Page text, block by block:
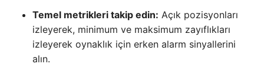
Temel metrikleri takip edin: Açık pozisyonları
izleyerek, minimum ve maksimum zayıflıkları
izleyerek oynaklık için erken alarm sinyallerini
alın.